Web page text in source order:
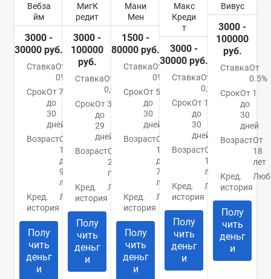
Вебза
йм
3000 -
30000 руб.
СтавкаОт
0%
СрокОт 7
до
30
дней
ВозрастОт
18
до
90
лет
Кред.
история
Любая
Полу
чить
деньг
и
МигК
редит
3000 -
100000
руб.
СтавкаОт
0,08%
СрокОт 3
до
29
дней
ВозрастОт
21
года
Кред.
история
Любая
Полу
чить
деньг
и
Мани
Мен
1500 -
80000 руб.
СтавкаОт
0%
СрокОт 5
до
30
дней
ВозрастОт
18
до
75
лет
Кред.
история
Любая
Полу
чить
деньг
и
Макс
Креди
т
3000 -
30000 руб.
СтавкаОт
0,9%
СрокОт 1
до
30
дней
ВозрастОт
18
лет
Кред.
история
Любая
Полу
чить
деньг
и
Вивус
3000 -
100000
руб.
СтавкаОт
0.5%
СрокОт 1
до
30
дней
ВозрастОт
18
лет
Кред.
история
Полу
чить
деньг
и